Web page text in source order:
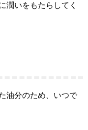
潤いをもたらしてく
油分のため、いつで